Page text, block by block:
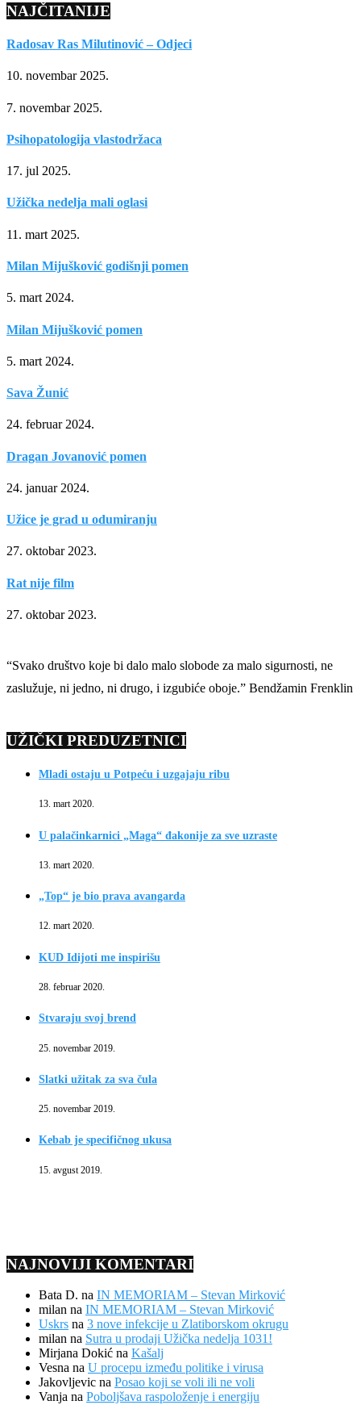
NAJČITANIJE
Radosav Ras Milutinović – Odjeci
10. novembar 2025.
7. novembar 2025.
Psihopatologija vlastodržaca
17. jul 2025.
Užička nedelja mali oglasi
11. mart 2025.
Milan Mijušković godišnji pomen
5. mart 2024.
Milan Mijušković pomen
5. mart 2024.
Sava Žunić
24. februar 2024.
Dragan Jovanović pomen
24. januar 2024.
Užice je grad u odumiranju
27. oktobar 2023.
Rat nije film
27. oktobar 2023.
“Svako društvo koje bi dalo malo slobode za malo sigurnosti, ne
zaslužuje, ni jedno, ni drugo, i izgubiće oboje.” Bendžamin Frenklin
UŽIČKI PREDUZETNICI
Mladi ostaju u Potpeću i uzgajaju ribu
13. mart 2020.
U palačinkarnici „Maga“ đakonije za sve uzraste
13. mart 2020.
„Top“ je bio prava avangarda
12. mart 2020.
KUD Idijoti me inspirišu
28. februar 2020.
Stvaraju svoj brend
25. novembar 2019.
Slatki užitak za sva čula
25. novembar 2019.
Kebab je specifičnog ukusa
15. avgust 2019.
NAJNOVIJI KOMENTARI
Bata D. na IN MEMORIAM – Stevan Mirković
milan na IN MEMORIAM – Stevan Mirković
Uskrs na 3 nove infekcije u Zlatiborskom okrugu
milan na Sutra u prodaji Užička nedelja 1031!
Mirjana Dokić na Kašalj
Vesna na U procepu između politike i virusa
Jakovljevic na Posao koji se voli ili ne voli
Vanja na Poboljšava raspoloženje i energiju